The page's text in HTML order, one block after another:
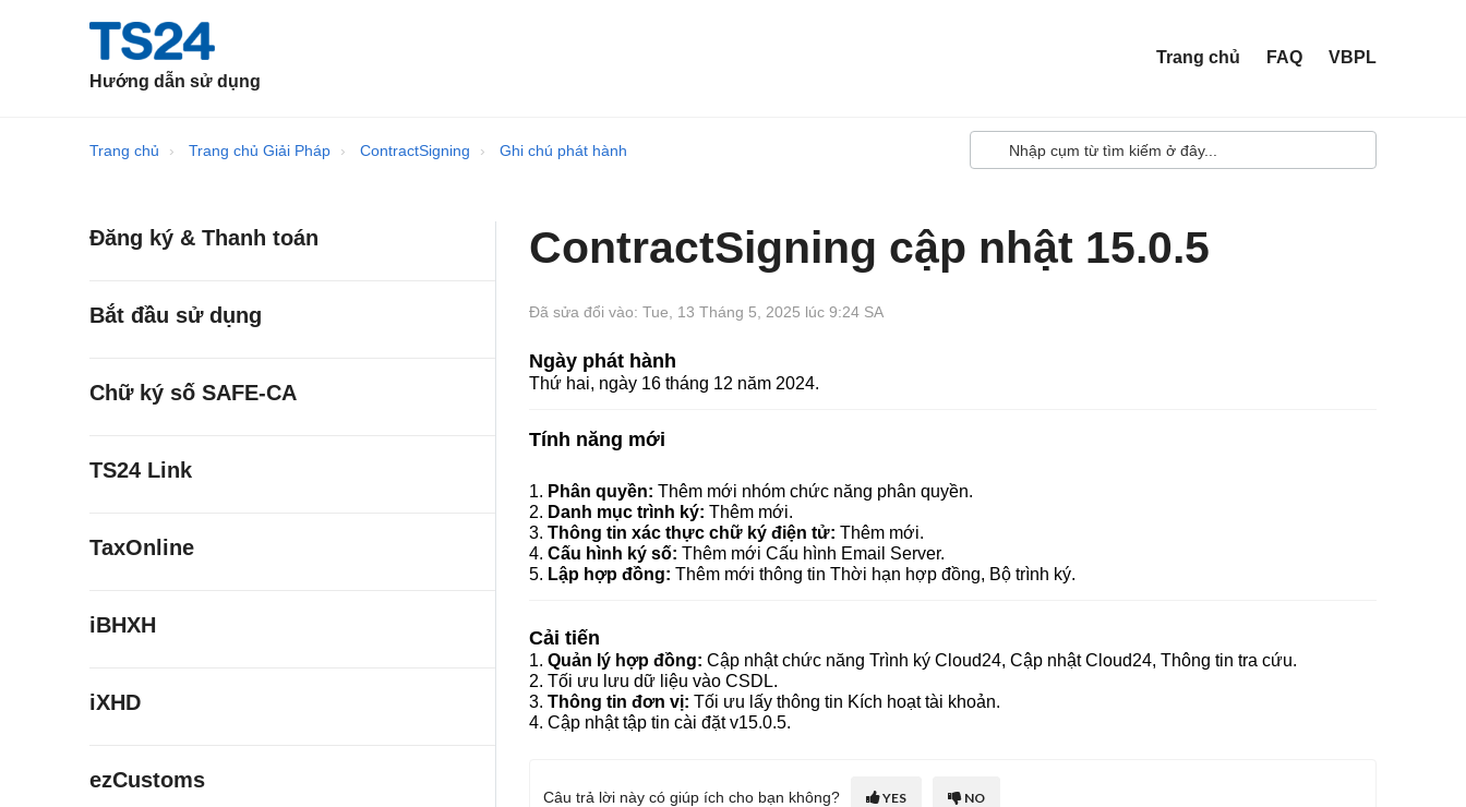
Hướng dẫn sử dụng
Trang chủ FAQ VBPL
Trang chủ Trang chủ Giải Pháp ContractSigning Ghi chú phát hành
Đăng ký & Thanh toán
Bắt đầu sử dụng
Chữ ký số SAFE-CA
TS24 Link
TaxOnline
iBHXH
iXHD
ezCustoms
ContractSigning cập nhật 15.0.5
Đã sửa đổi vào: Tue, 13 Tháng 5, 2025 lúc 9:24 SA
Ngày phát hành
Thứ hai, ngày 16 tháng 12 năm 2024.
Tính năng mới
1. Phân quyền: Thêm mới nhóm chức năng phân quyền.
2. Danh mục trình ký: Thêm mới.
3.Thông tin xác thực chữ ký điện tử: Thêm mới.
4.Cấu hình ký số: Thêm mới Cấu hình Email Server.
5. Lập hợp đồng: Thêm mới thông tin Thời hạn hợp đồng, Bộ trình ký.
Cải tiến
1.Quản lý hợp đồng: Cập nhật chức năng Trình ký Cloud24, Cập nhật Cloud24, Thông tin tra cứu.
2. Tối ưu lưu dữ liệu vào CSDL.
3.Thông tin đơn vị: Tối ưu lấy thông tin Kích hoạt tài khoản.
4. Cập nhật tập tin cài đặt v15.0.5.
Câu trả lời này có giúp ích cho bạn không? YES NO